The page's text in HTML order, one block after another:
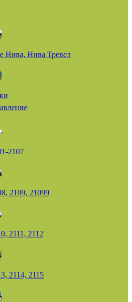
Нива, Нива Тревел
2107
2109, 21099
2111, 2112
2114, 2115